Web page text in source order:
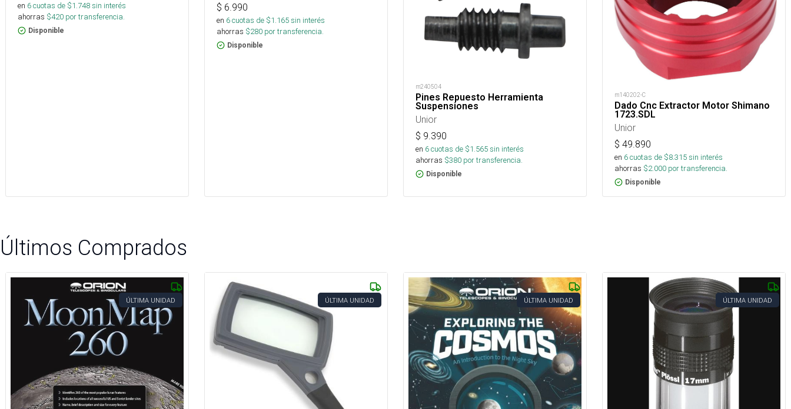
en 6cuotas de $1.748sin interés
ahorras $420 por transferencia.
Disponible
$ 6.990
en 6cuotas de $1.165sin interés
ahorras $280 por transferencia.
Disponible
m240504
Pines Repuesto Herramienta
Suspensiones
Unior
$ 9.390
en 6cuotas de $1.565sin interés
ahorras $380 por transferencia.
Disponible
m140202-C
Dado Cnc Extractor Motor Shimano
1723.SDL
Unior
$ 49.890
en 6cuotas de $8.315sin interés
ahorras $2.000 por transferencia.
Disponible
Últimos Comprados
ÚLTIMA UNIDAD ÚLTIMA UNIDAD ÚLTIMA UNIDAD ÚLTIMA UNIDAD